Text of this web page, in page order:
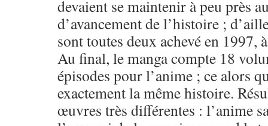
devaient se maintenir à peu près
d’avancement de l’histoire ;
sont toutes deux achevé en 1997,
Au final, le manga compte 18
épisodes pour l’anime ; ce alors
exactement la même histoire.
œuvres très différentes : l’anime